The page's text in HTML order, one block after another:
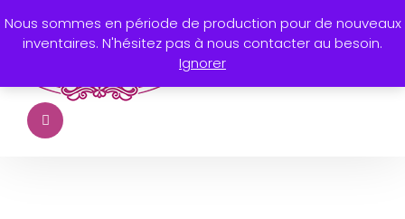
Nous sommes en période de production pour de nouveaux
inventaires. N'hésitez pas à nous contacter au besoin.
Ignorer